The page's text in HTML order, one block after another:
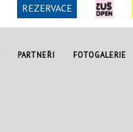
REZERVACE
PARTNEŘI FOTOGALERIE